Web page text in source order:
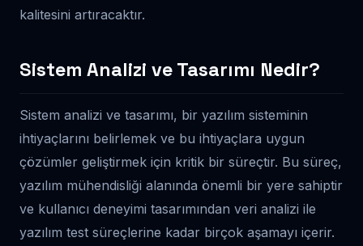
kalitesini artıracaktır.
Sistem Analizi ve Tasarımı Nedir?
Sistem analizi ve tasarımı, bir yazılım sisteminin
ihtiyaçlarını belirlemek ve bu ihtiyaçlara uygun
çözümler geliştirmek için kritik bir süreçtir. Bu süreç,
yazılım mühendisliği alanında önemli bir yere sahiptir
ve kullanıcı deneyimi tasarımından veri analizi ile
yazılım test süreçlerine kadar birçok aşamayı içerir.